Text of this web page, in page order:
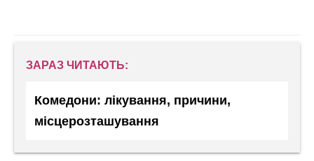
ЗАРАЗ ЧИТАЮТЬ:
Комедони: лікування, причини,
місцерозташування